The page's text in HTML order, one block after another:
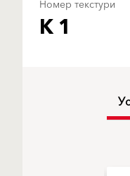
Номер текстури
K 1